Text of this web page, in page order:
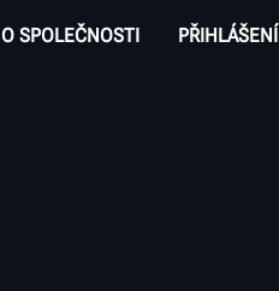
O SPOLEČNOSTI PŘIHLÁŠENÍ